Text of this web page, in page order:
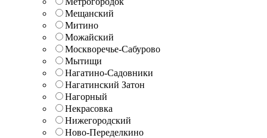
Мещанский
Митино
Можайский
Москворечье-Сабурово
Мытищи
Нагатино-Садовники
Нагатинский Затон
Нагорный
Некрасовка
Нижегородский
Ново-Переделкино